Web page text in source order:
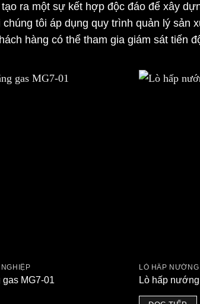
ra một sự kết hợp độc đáo để xây
tôi áp dụng quy trình quản lý
hàng có thể tham gia giám sát tiến
gas MG7-01
LÒ HẤP
Lò hấp